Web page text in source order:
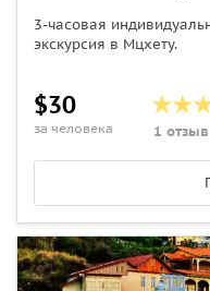
3-часовая
экскурсия в Мцхету.
$30
за человека 1 отзыв